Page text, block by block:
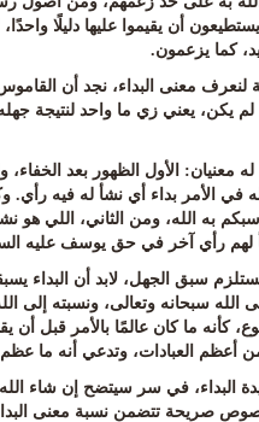
يستطيعون أن يقيموا عليها دليلًا
كما يزعمون.
لنعرف معنى البداء، نجد أن
يعني زي ما واحد لنتيجة جهله
معنيان: الأول الظهور بعد الخفاء،
في الأمر بداء أي نشأ له فيه رأي.
به الله، ومن الثاني، اللي هو
لهم رأي آخر في حق يوسف عليه
يستلزم سبق الجهل، لابد أن البداء
سبحانه وتعالى، ونسبته إلى
كأنه ما كان عالمًا بالأمر قبل
من أعظم العبادات، وتدعي أنه ما
البداء، في سر سيتضح إن شاء الله،
صريحة تتضمن نسبة معنى البداء